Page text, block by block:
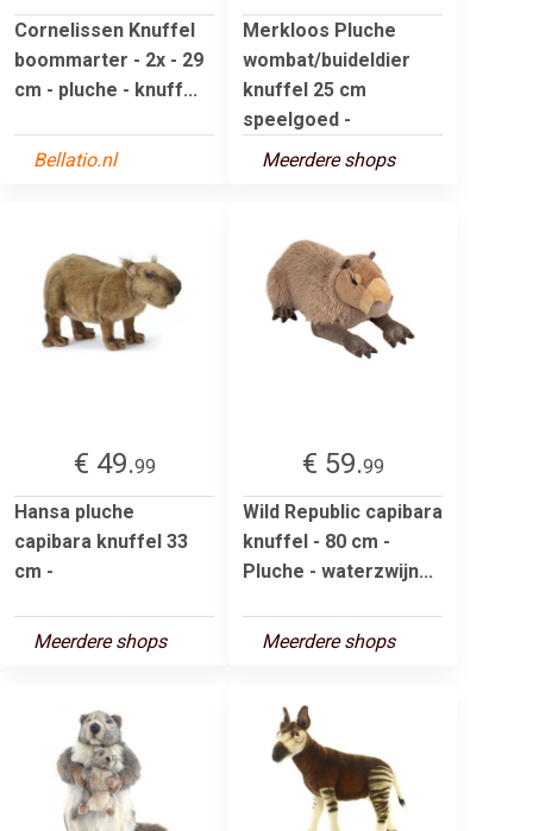
Cornelissen Knuffel
boommarter - 2x - 29
cm - pluche - knuff...
Bellatio.nl
Merkloos Pluche
wombat/buideldier
knuffel 25 cm
speelgoed -
Meerdere shops
€ 49.99
Hansa pluche
capibara knuffel 33
cm -
Meerdere shops
€ 59.99
Wild Republic capibara
knuffel - 80 cm -
Pluche - waterzwijn...
Meerdere shops